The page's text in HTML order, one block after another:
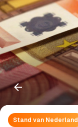
Stand van Nederland